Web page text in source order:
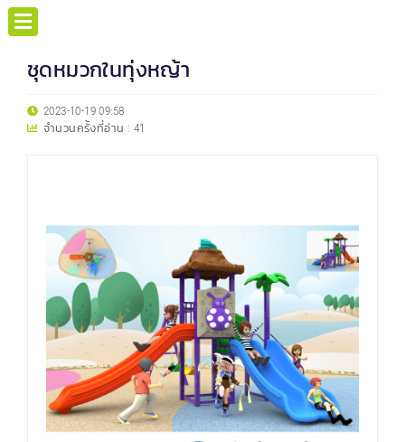
ชุดหมวกในทุ่งหญ้า
2023-10-19 09:58
จำนวนครั้งที่อ่าน : 41